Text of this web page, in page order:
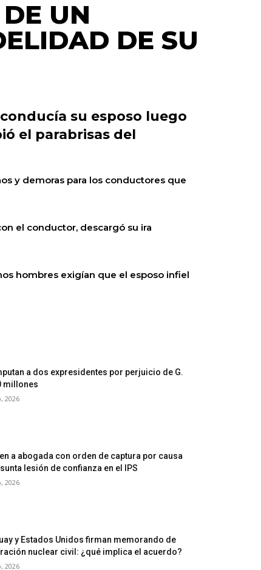
UN
DE SU
su esposo luego
el parabrisas del
y demoras para los conductores que
el conductor, descargó su ira
hombres exigían que el esposo infiel
a dos expresidentes por perjuicio de G.
millones
2026
a abogada con orden de captura por causa
lesión de confianza en el IPS
2026
y Estados Unidos firman memorando de
nuclear civil: ¿qué implica el acuerdo?
2026